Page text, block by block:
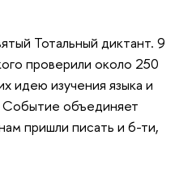
Тотальный диктант. 9
проверили около 250
идею изучения языка и
Событие объединяет
пришли писать и 6-ти,